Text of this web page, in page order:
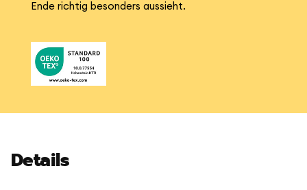
Ende richtig besonders aussieht.
Details